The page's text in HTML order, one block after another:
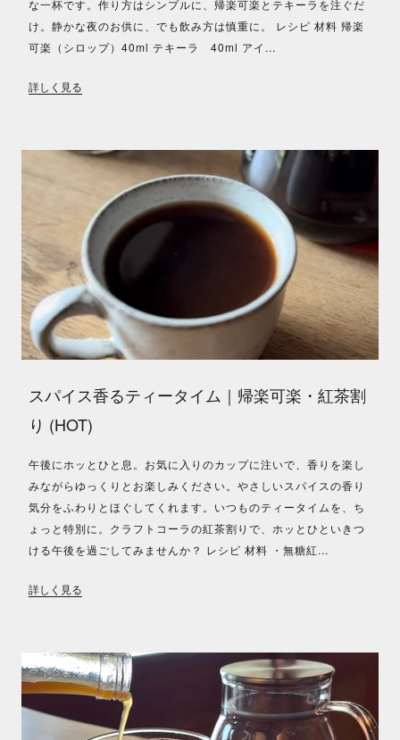
な一杯です。作り方はシンプルに、帰楽可楽とテキーラを注ぐだ
け。静かな夜のお供に、でも飲み方は慎重に。 レシピ 材料 帰楽
可楽（シロップ）40ml テキーラ 40ml アイ...
詳しく見る
スパイス香るティータイム｜帰楽可楽・紅茶割
り (HOT)
午後にホッとひと息。お気に入りのカップに注いで、香りを楽し
みながらゆっくりとお楽しみください。やさしいスパイスの香り
気分をふわりとほぐしてくれます。いつものティータイムを、ち
ょっと特別に。クラフトコーラの紅茶割りで、ホッとひといきつ
ける午後を過ごしてみませんか？ レシピ 材料 ・無糖紅...
詳しく見る